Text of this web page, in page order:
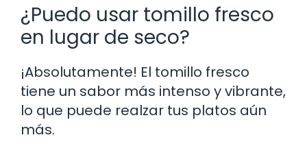
¿Puedo usar tomillo fresco
en lugar de seco?
¡Absolutamente! El tomillo fresco
tiene un sabor más intenso y vibrante,
lo que puede realzar tus platos aún
más.